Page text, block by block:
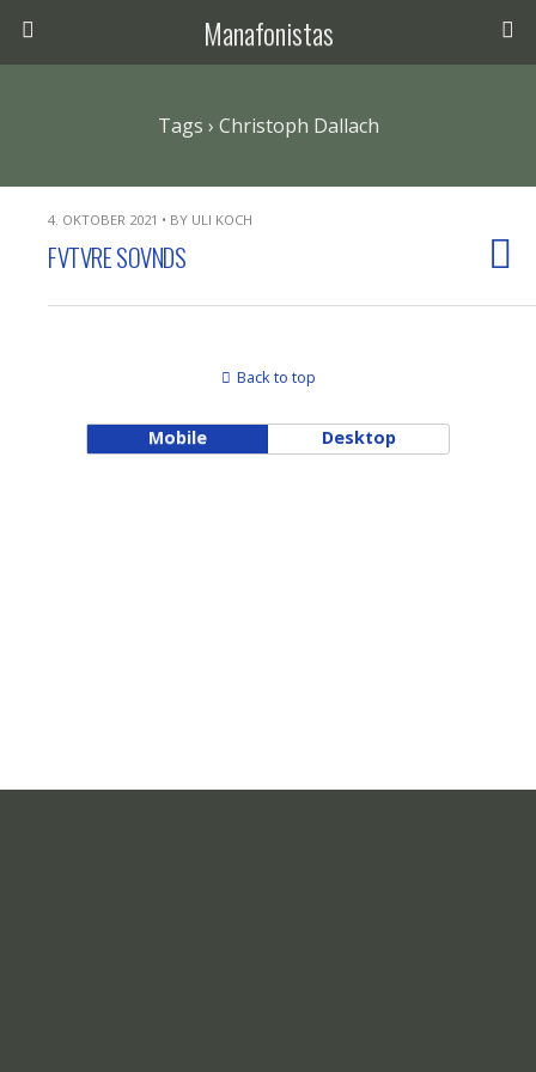
Manafonistas
Tags › Christoph Dallach
4. OKTOBER 2021 • BY ULI KOCH
FVTVRE SOVNDS
Back to top
Mobile Desktop